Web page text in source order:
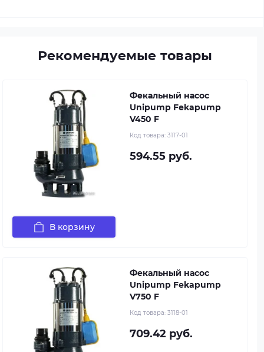
Рекомендуемые товары
Фекальный насос
Unipump Fekapump
V450 F
Код товара: 3117-01
594.55 руб.
В корзину
Фекальный насос
Unipump Fekapump
V750 F
Код товара: 3118-01
709.42 руб.